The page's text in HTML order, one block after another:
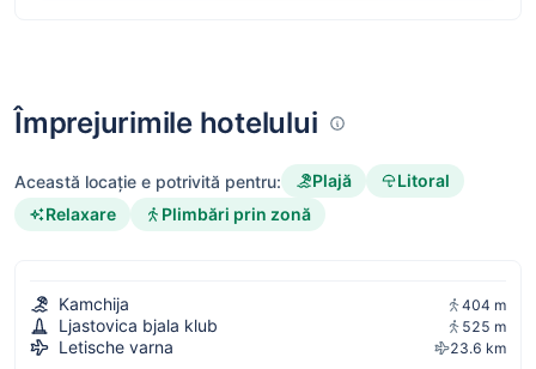
Împrejurimile hotelului
Această locație e potrivită pentru: Plajă
Litoral
Relaxare
Plimbări prin zonă
Kamchija 404 m
Ljastovica bjala klub 525 m
Letische varna 23.6 km